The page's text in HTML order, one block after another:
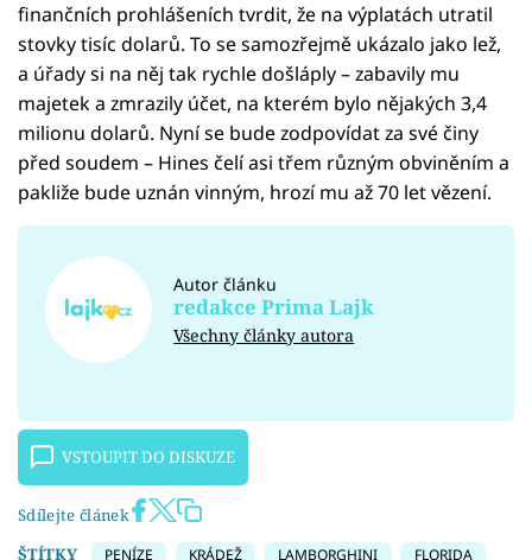
finančních prohlášeních tvrdit, že na výplatách utratil
stovky tisíc dolarů. To se samozřejmě ukázalo jako lež,
a úřady si na něj tak rychle došláply – zabavily mu
majetek a zmrazily účet, na kterém bylo nějakých 3,4
milionu dolarů. Nyní se bude zodpovídat za své činy
před soudem – Hines čelí asi třem různým obviněním a
pakliže bude uznán vinným, hrozí mu až 70 let vězení.
Autor článku
redakce Prima Lajk
Všechny články autora
VSTOUPIT DO DISKUZE
Sdílejte článek
ŠTÍTKY
PENÍZE KRÁDEŽ LAMBORGHINI FLORIDA